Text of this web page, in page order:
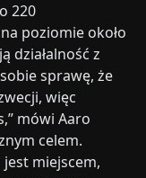
220
poziomie około
działalność z
sprawę, że
więc
mówi Aaro
celem.
jest miejscem,